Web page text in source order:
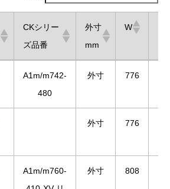
CKシリー
ズ品番
外寸
mm
W
A1m/m742-
480
外寸 776
外寸 776
A1m/m760-
外寸 808